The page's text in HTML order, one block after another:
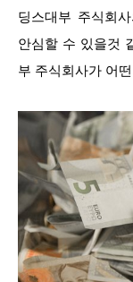
딩스대부 주식회
안심할 수 있을것
부 주식회사가 어